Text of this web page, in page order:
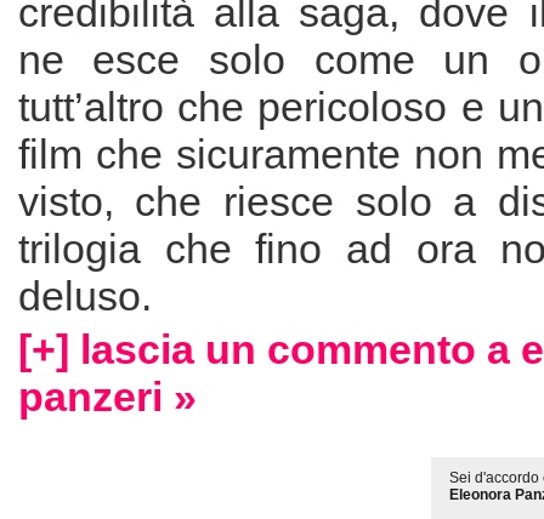
credibilità alla saga, dove
ne esce solo come un
tutt’altro che pericoloso e
film che sicuramente non
visto, che riesce solo a
trilogia che fino ad ora
deluso.
[+] lascia un commento a
panzeri »
Sei d'accordo
Eleonora